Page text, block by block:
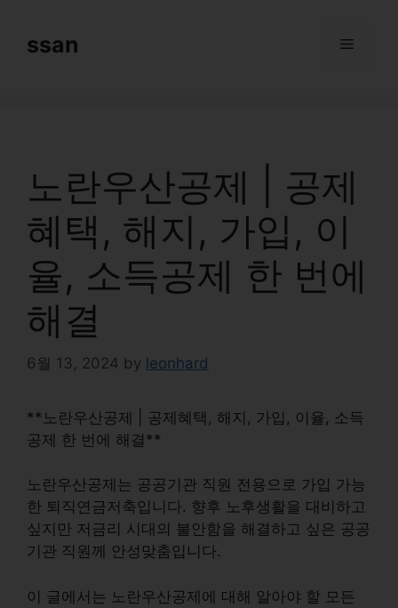
contentssan Menu
노란우산공제 | 공제
혜택, 해지, 가입, 이
율, 소득공제 한 번에
해결
6월 13, 2024 by leonhard
**노란우산공제 | 공제혜택, 해지, 가입, 이율, 소득
공제 한 번에 해결**
노란우산공제는 공공기관 직원 전용으로 가입 가능
한 퇴직연금저축입니다. 향후 노후생활을 대비하고
싶지만 저금리 시대의 불안함을 해결하고 싶은 공공
기관 직원 께 안성맞춤입니다.
이 글에서는 노란우산공제에 대해 알아야 할 모든